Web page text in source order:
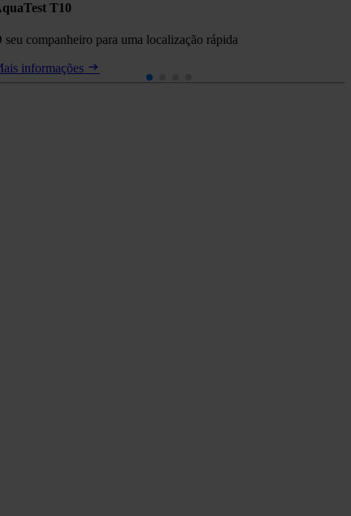
T10
seu companheiro para uma localização rápida
informações